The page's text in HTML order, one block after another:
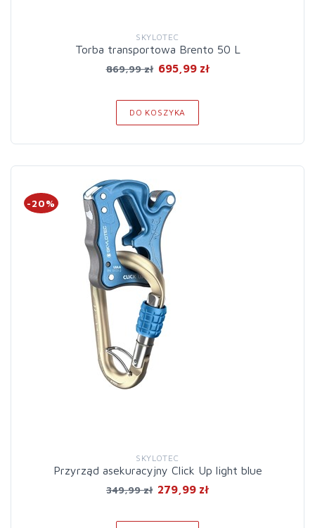
SKYLOTEC
Torba transportowa Brento 50 L
869,99 zł 695,99 zł
DO KOSZYKA
-20%
SKYLOTEC
Przyrząd asekuracyjny Click Up light blue
349,99 zł 279,99 zł